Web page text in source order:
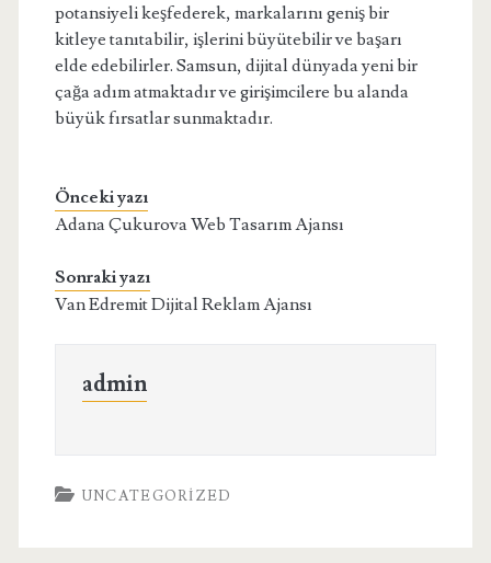
potansiyeli keşfederek, markalarını geniş bir
kitleye tanıtabilir, işlerini büyütebilir ve başarı
elde edebilirler. Samsun, dijital dünyada yeni bir
çağa adım atmaktadır ve girişimcilere bu alanda
büyük fırsatlar sunmaktadır.
Önceki yazı
Adana Çukurova Web Tasarım Ajansı
Sonraki yazı
Van Edremit Dijital Reklam Ajansı
admin
UNCATEGORIZED